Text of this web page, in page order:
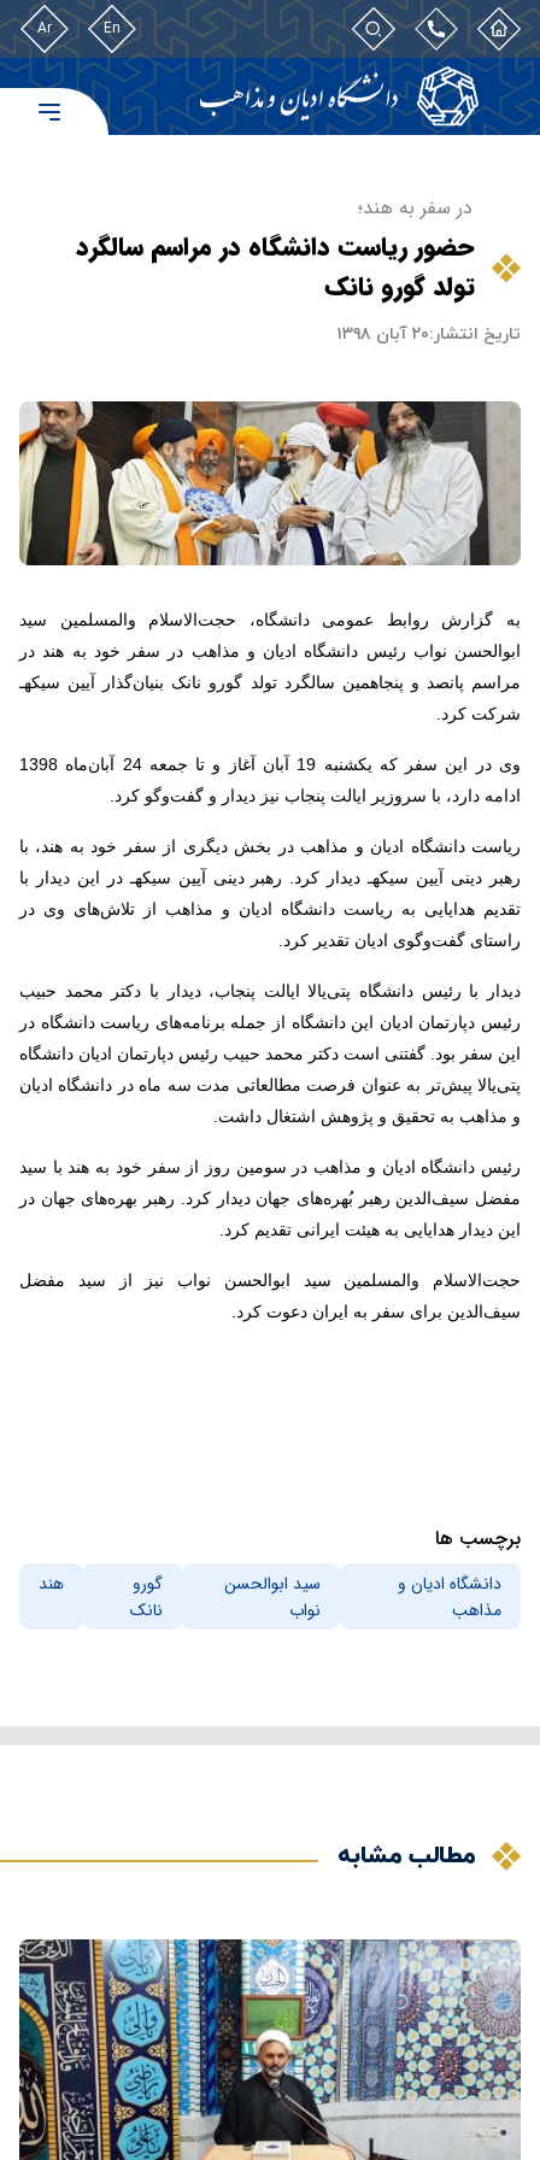
En
Ar
در سفر به هند؛
حضور ریاست دانشگاه در مراسم سالگرد
تولد گورو نانک
تاریخ انتشار:۲۰ آبان ۱۳۹۸
به گزارش روابط عمومی دانشگاه، حجت‌الاسلام والمسلمین سید
ابوالحسن نواب رئیس دانشگاه ادیان و مذاهب در سفر خود به هند در
مراسم پانصد و پنجاهمین سالگرد تولد گورو نانک بنیان‌گذار آیین سیکهـ
شرکت کرد.
وی در این سفر که یکشنبه 19 آبان آغاز و تا جمعه 24 آبان‌ماه 1398
ادامه دارد، با سروزیر ایالت پنجاب نیز دیدار و گفت‌وگو کرد.
ریاست دانشگاه ادیان و مذاهب در بخش دیگری از سفر خود به هند، با
رهبر دینی آیین سیکهـ دیدار کرد. رهبر دینی آیین سیکهـ در این دیدار با
تقدیم هدایایی به ریاست دانشگاه ادیان و مذاهب از تلاش‌های وی در
راستای گفت‌وگوی ادیان تقدیر کرد.
دیدار با رئیس دانشگاه پتی‌یالا ایالت پنجاب، دیدار با دکتر محمد حبیب
رئیس دپارتمان ادیان این دانشگاه از جمله برنامه‌های ریاست دانشگاه در
این سفر بود. گفتنی است دکتر محمد حبیب رئیس دپارتمان ادیان دانشگاه
پتی‌یالا پیش‌تر به عنوان فرصت مطالعاتی مدت سه ماه در دانشگاه ادیان
و مذاهب به تحقیق و پژوهش اشتغال داشت.
رئیس دانشگاه ادیان و مذاهب در سومین روز از سفر خود به هند با سید
مفضل سیف‌الدین رهبر بُهره‌های جهان دیدار کرد. رهبر بهره‌های جهان در
این دیدار هدایایی به هیئت ایرانی تقدیم کرد.
حجت‌الاسلام والمسلمین سید ابوالحسن نواب نیز از سید مفضل
سیف‌الدین برای سفر به ایران دعوت کرد.
برچسب ها
دانشگاه ادیان و
مذاهب
سید ابوالحسن
نواب
گورو
نانک
هند
مطالب مشابه